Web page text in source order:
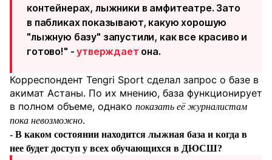
контейнерах, лыжники в амфитеатре. Зато
в пабликах показывают, какую хорошую
"лыжную базу" запустили, как все красиво и
готово!" -утверждает она.
Корреспондент Tengri Sport сделал запрос о базе в
акимат Астаны. По их мнению, база функционирует
в полном объеме, однако показать её журналистам
пока невозможно.
- В каком состоянии находится лыжная база и когда в
нее будет доступ у всех обучающихся в ДЮСШ?